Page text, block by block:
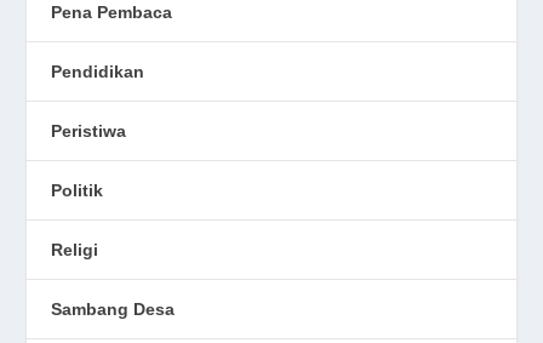
Pena Pembaca
Pendidikan
Peristiwa
Politik
Religi
Sambang Desa